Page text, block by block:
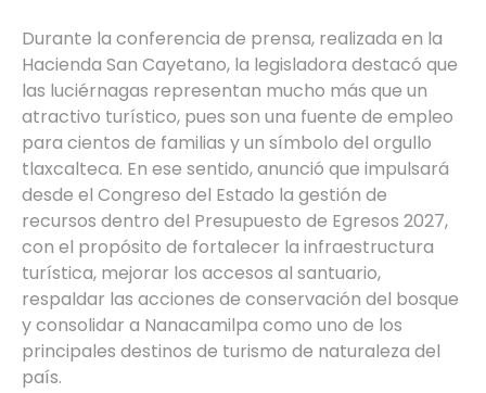
Durante la conferencia de prensa, realizada en la
Hacienda San Cayetano, la legisladora destacó que
las luciérnagas representan mucho más que un
atractivo turístico, pues son una fuente de empleo
para cientos de familias y un símbolo del orgullo
tlaxcalteca. En ese sentido, anunció que impulsará
desde el Congreso del Estado la gestión de
recursos dentro del Presupuesto de Egresos 2027,
con el propósito de fortalecer la infraestructura
turística, mejorar los accesos al santuario,
respaldar las acciones de conservación del bosque
y consolidar a Nanacamilpa como uno de los
principales destinos de turismo de naturaleza del
país.